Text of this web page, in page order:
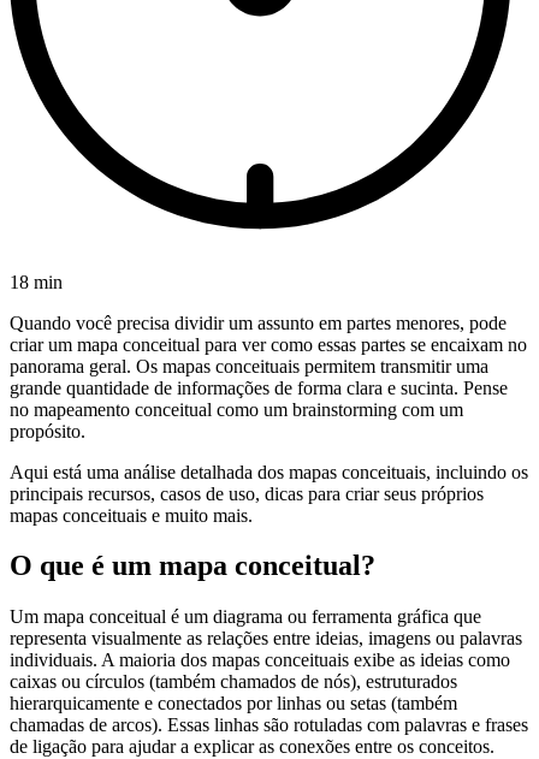
18 min
Quando você precisa dividir um assunto em partes menores, pode
criar um mapa conceitual para ver como essas partes se encaixam no
panorama geral. Os mapas conceituais permitem transmitir uma
grande quantidade de informações de forma clara e sucinta. Pense
no mapeamento conceitual como um brainstorming com um
propósito.
Aqui está uma análise detalhada dos mapas conceituais, incluindo os
principais recursos, casos de uso, dicas para criar seus próprios
mapas conceituais e muito mais.
O que é um mapa conceitual?
Um mapa conceitual é um diagrama ou ferramenta gráfica que
representa visualmente as relações entre ideias, imagens ou palavras
individuais. A maioria dos mapas conceituais exibe as ideias como
caixas ou círculos (também chamados de nós), estruturados
hierarquicamente e conectados por linhas ou setas (também
chamadas de arcos). Essas linhas são rotuladas com palavras e frases
de ligação para ajudar a explicar as conexões entre os conceitos.